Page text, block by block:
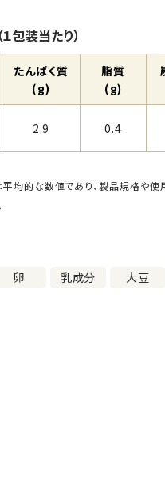
包装当たり）
たんぱく質
(g)
脂質
(g)
2.9 0.4
均的な数値であり、製品規格や使
卵 乳成分 大豆